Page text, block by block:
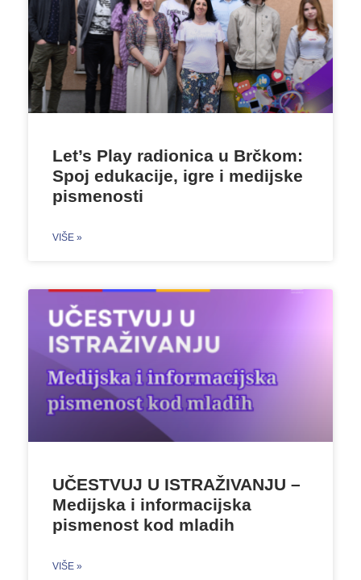
Let’s Play radionica u Brčkom:
Spoj edukacije, igre i medijske
pismenosti
VIŠE »
UČESTVUJ U ISTRAŽIVANJU –
Medijska i informacijska
pismenost kod mladih
VIŠE »